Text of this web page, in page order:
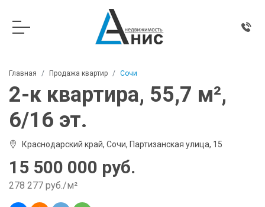
Главная Продажа квартир Сочи
2-к квартира, 55,7 м²,
6/16 эт.
Краснодарский край, Сочи, Партизанская улица, 15
15 500 000 руб.
278 277 руб./м²